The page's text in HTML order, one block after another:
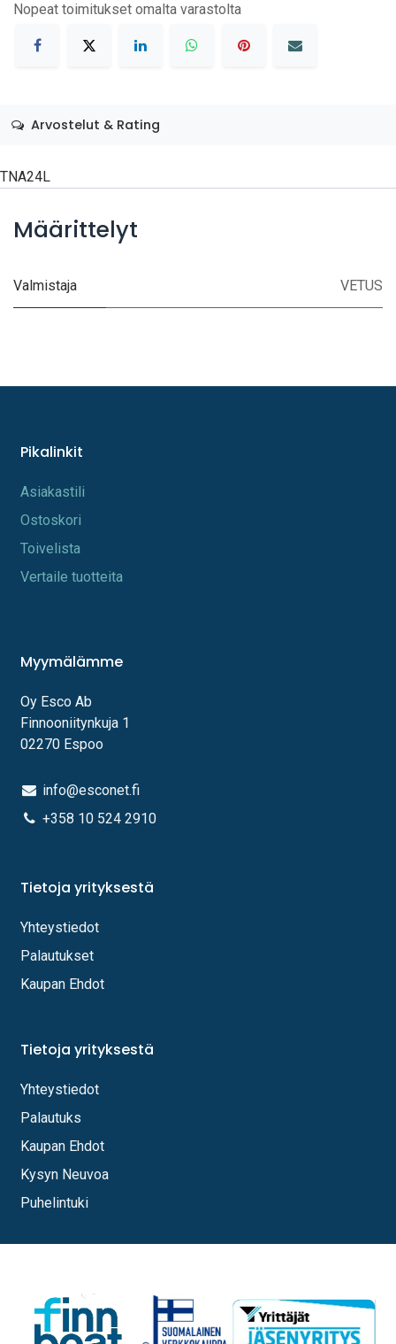
Nopeat toimitukset omalta varastolta
Arvostelut & Rating
TNA24L
Määrittelyt
Valmistaja VETUS
Pikalinkit
A​s​iakastili
Os​toskori
Toi​velista
Vertaile tuotteita
Myymälämme
Oy Esco Ab
Finnooniitynkuja 1
02270 Espoo
info@esconet.fi
+358 10 524 2910
Tietoja yrityksestä
Yhteystiedot
Palautukset
Kaupan Ehdot
Tietoja yrityksestä
Yhteystiedot
Palautuks
Kaupan Ehdot
Kysyn Neuvoa
Puhelintuki